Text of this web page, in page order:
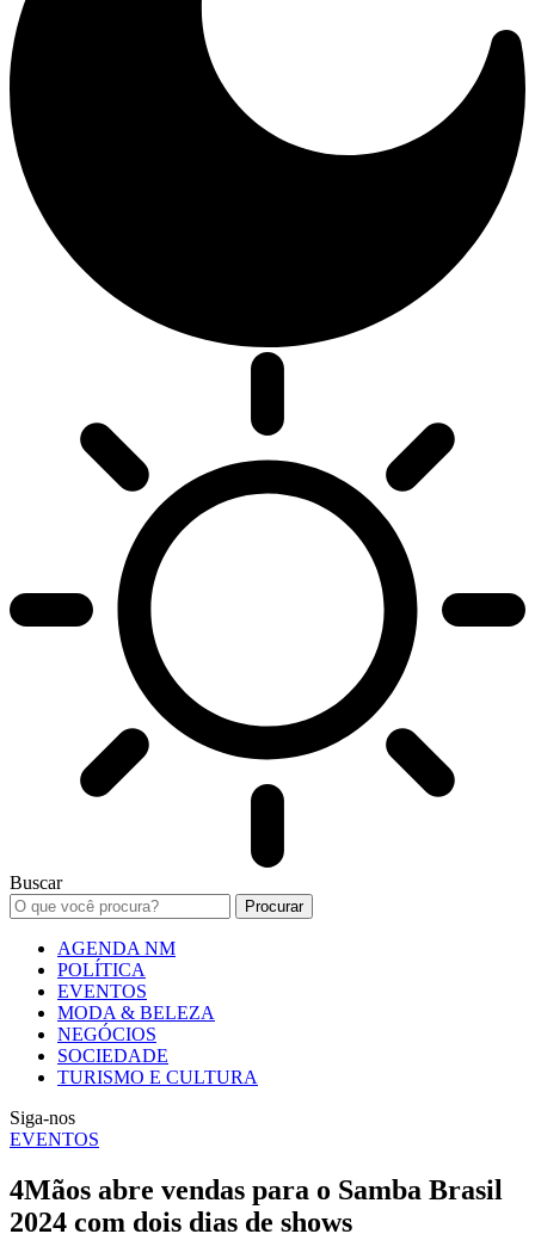
Buscar
AGENDA NM
POLÍTICA
EVENTOS
MODA & BELEZA
NEGÓCIOS
SOCIEDADE
TURISMO E CULTURA
Siga-nos
EVENTOS
4Mãos abre vendas para o Samba Brasil
2024 com dois dias de shows